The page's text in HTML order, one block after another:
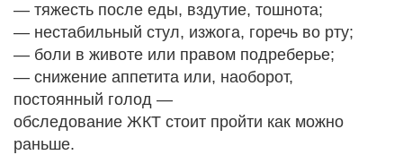
— тяжесть после еды, вздутие, тошнота;
— нестабильный стул, изжога, горечь во рту;
— боли в животе или правом подреберье;
— снижение аппетита или, наоборот,
постоянный голод —
обследование ЖКТ стоит пройти как можно
раньше.